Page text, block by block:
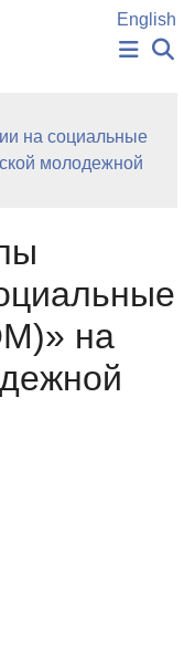
English
на социальные
молодежной
на